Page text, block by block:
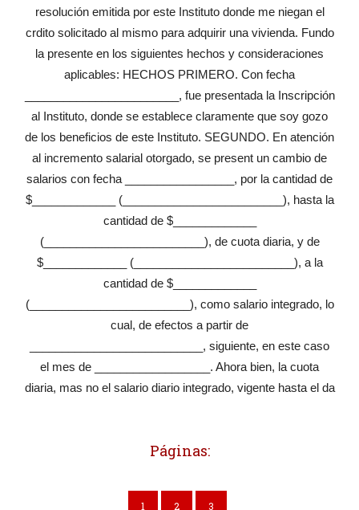
resolución emitida por este Instituto donde me niegan el
crdito solicitado al mismo para adquirir una vivienda. Fundo
la presente en los siguientes hechos y consideraciones
aplicables: HECHOS PRIMERO. Con fecha
________________________, fue presentada la Inscripción
al Instituto, donde se establece claramente que soy gozo
de los beneficios de este Instituto. SEGUNDO. En atención
al incremento salarial otorgado, se present un cambio de
salarios con fecha _________________, por la cantidad de
$_____________ (_________________________), hasta la
cantidad de $_____________
(_________________________), de cuota diaria, y de
$_____________ (_________________________), a la
cantidad de $_____________
(_________________________), como salario integrado, lo
cual, de efectos a partir de
___________________________, siguiente, en este caso
el mes de __________________. Ahora bien, la cuota
diaria, mas no el salario diario integrado, vigente hasta el da
Páginas:
1 2 3